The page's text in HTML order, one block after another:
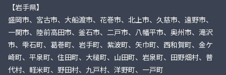
【岩手県】
盛岡市、宮古市、大船渡市、花巻市、北上市、久慈市、遠野市、
一関市、陸前高田市、釜石市、二戸市、八幡平市、奥州市、滝沢
市、雫石町、葛巻町、岩手町、紫波町、矢巾町、西和賀町、金ケ
崎町、平泉町、住田町、大槌町、山田町、岩泉町、田野畑村、普
代村、軽米町、野田村、九戸村、洋野町、一戸町